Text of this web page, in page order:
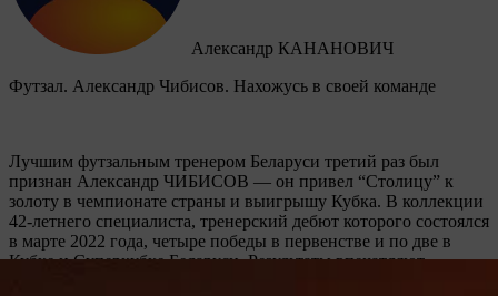
Александр КАНАНОВИЧ
Футзал. Александр Чибисов. Нахожусь в своей команде
Лучшим футзальным тренером Беларуси третий раз был
признан Александр ЧИБИСОВ — он привел “Столицу” к
золоту в чемпионате страны и выигрышу Кубка. В коллекции
42-летнего специалиста, тренерский дебют которого состоялся
в марте 2022 года, четыре победы в первенстве и по две в
Кубке и Суперкубке Беларуси. Результаты впечатляют.